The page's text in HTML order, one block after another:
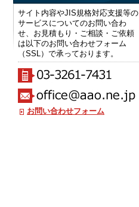
サイト内容やJIS規格対応支援等の
サービスについてのお問い合わ
せ、お見積もり・ご相談・ご依頼
は以下のお問い合わせフォーム
（SSL）で承っております。
お問い合わせフォーム